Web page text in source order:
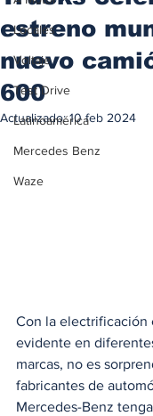
Locales
Voltaje
Test Drive
Latinoamérica
Mercedes Benz
Waze
estreno
nuevo
600
Actualizado:10 feb 2024
Con la electrificación
evidente en
marcas, no es
fabricantes de
Mercedes-Benz